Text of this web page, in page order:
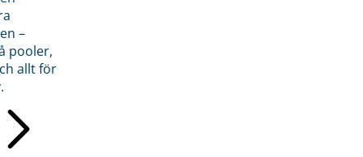
–
pooler,
allt för